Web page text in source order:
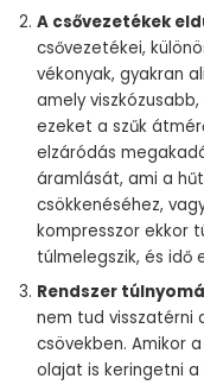
A csővezetékek
csővezetékei,
vékonyak, gyakran
amely
ezeket a szűk
elzáródás
áramlását, ami a
csökkenéséhez,
kompresszor ekkor
túlmelegszik, és idő
Rendszer
nem tud visszatérni
csövekben. Amikor
olajat is keringetni